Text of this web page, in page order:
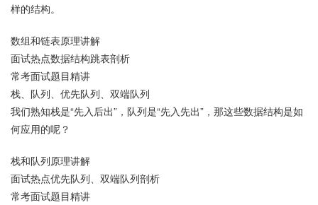
样的结构。
数组和链表原理讲解
面试热点数据结构跳表剖析
常考面试题目精讲
栈、队列、优先队列、双端队列
我们熟知栈是“先入后出”，队列是“先入先出”，那这些数据结构是如
何应用的呢？
栈和队列原理讲解
面试热点优先队列、双端队列剖析
常考面试题目精讲